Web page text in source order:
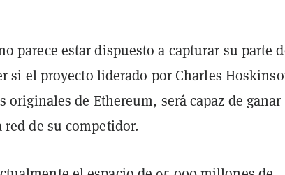
parece estar dispuesto a capturar su parte
si el proyecto liderado por Charles
originales de Ethereum, será capaz de ganar
de su competidor.